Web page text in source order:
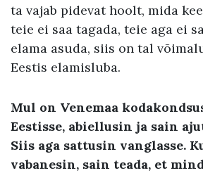
ta vajab pidevat hoolt, mida
teie ei saa tagada, teie aga ei
elama asuda, siis on tal
Eestis elamisluba.
Mul on Venemaa
Eestisse, abiellusin ja sain
Siis aga sattusin vanglasse.
vabanesin, sain teada, et